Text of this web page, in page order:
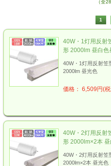
（全
1
40W・1灯用反射
形 2000lm 昼白色
40W・1灯用反射笠
2000lm 昼光色
価格： 6,509円(
40W・2灯用反射
形 2000lm×2本
40W・2灯用反射笠
2000lm×2本 昼光色